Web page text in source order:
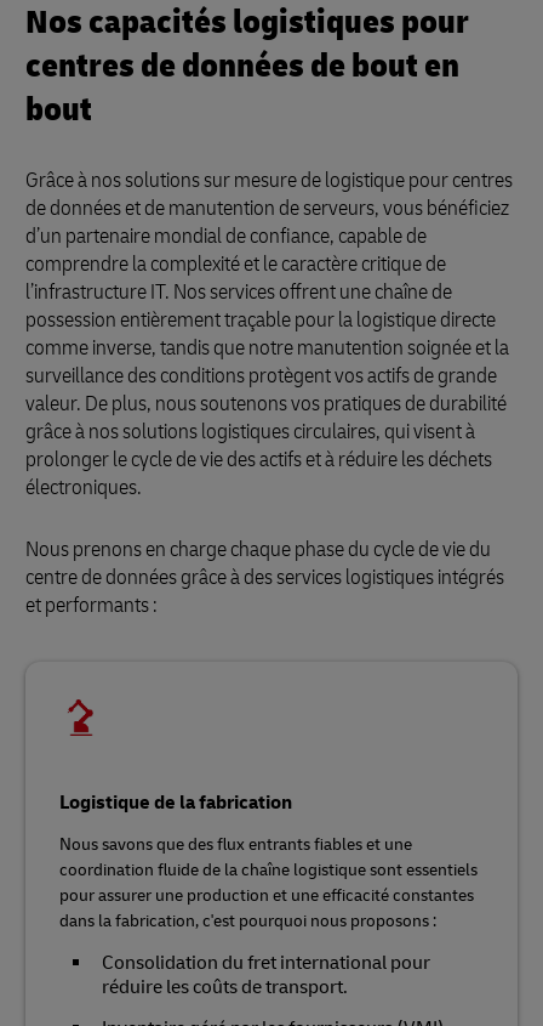
Nos capacités logistiques pour
centres de données de bout en
bout
Grâce à nos solutions sur mesure de logistique pour centres
de données et de manutention de serveurs, vous bénéficiez
d’un partenaire mondial de confiance, capable de
comprendre la complexité et le caractère critique de
l’infrastructure IT. Nos services offrent une chaîne de
possession entièrement traçable pour la logistique directe
comme inverse, tandis que notre manutention soignée et la
surveillance des conditions protègent vos actifs de grande
valeur. De plus, nous soutenons vos pratiques de durabilité
grâce à nos solutions logistiques circulaires, qui visent à
prolonger le cycle de vie des actifs et à réduire les déchets
électroniques.
Nous prenons en charge chaque phase du cycle de vie du
centre de données grâce à des services logistiques intégrés
et performants :
Logistique de la fabrication
Nous savons que des flux entrants fiables et une
coordination fluide de la chaîne logistique sont essentiels
pour assurer une production et une efficacité constantes
dans la fabrication, c'est pourquoi nous proposons :
Consolidation du fret international pour
réduire les coûts de transport.